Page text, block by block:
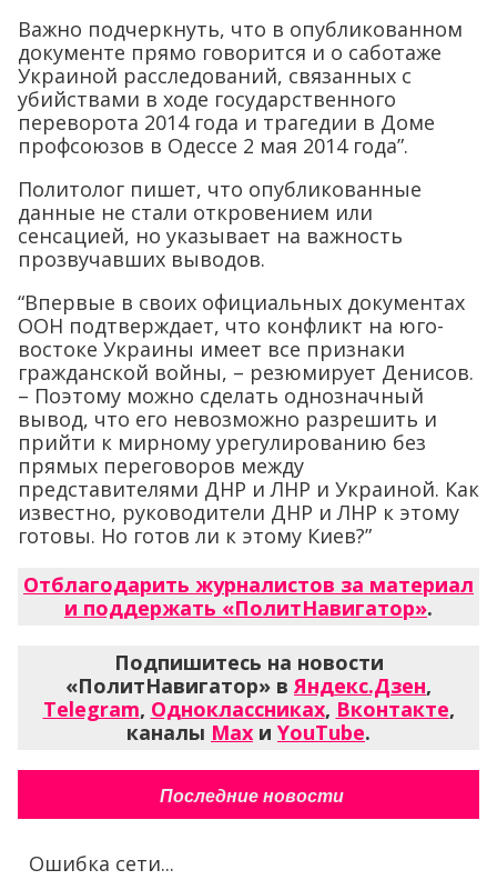
Важно подчеркнуть, что в опубликованном
документе прямо говорится и о саботаже
Украиной расследований, связанных с
убийствами в ходе государственного
переворота 2014 года и трагедии в Доме
профсоюзов в Одессе 2 мая 2014 года”.
Политолог пишет, что опубликованные
данные не стали откровением или
сенсацией, но указывает на важность
прозвучавших выводов.
“Впервые в своих официальных документах
ООН подтверждает, что конфликт на юго-
востоке Украины имеет все признаки
гражданской войны, – резюмирует Денисов.
– Поэтому можно сделать однозначный
вывод, что его невозможно разрешить и
прийти к мирному урегулированию без
прямых переговоров между
представителями ДНР и ЛНР и Украиной. Как
известно, руководители ДНР и ЛНР к этому
готовы. Но готов ли к этому Киев?”
Отблагодарить журналистов за материал
и поддержать «ПолитНавигатор».
Подпишитесь на новости
«ПолитНавигатор» вЯндекс.Дзен,
Telegram, Одноклассниках, Вконтакте,
каналы Max и YouTube.
Последние новости
Ошибка сети...